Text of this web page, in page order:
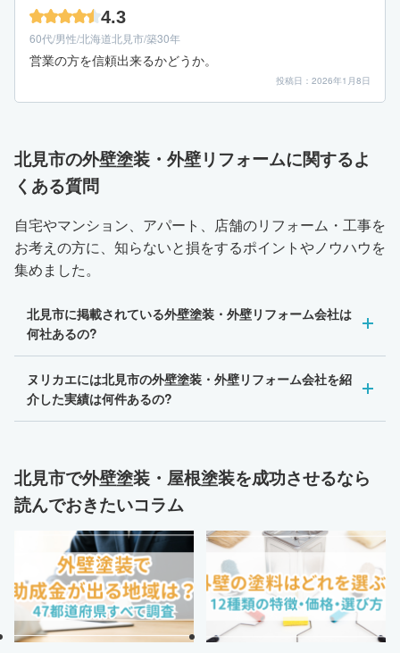
4.3
60代/男性/北海道北見市/築30年
営業の方を信頼出来るかどうか。
投稿日：2026年1月8日
北見市の外壁塗装・外壁リフォームに関するよ
くある質問
自宅やマンション、アパート、店舗のリフォーム・工事を
お考えの方に、知らないと損をするポイントやノウハウを
集めました。
北見市に掲載されている外壁塗装・外壁リフォーム会社は
何社あるの?
ヌリカエには北見市の外壁塗装・外壁リフォーム会社を紹
介した実績は何件あるの?
北見市で外壁塗装・屋根塗装を成功させるなら
読んでおきたいコラム